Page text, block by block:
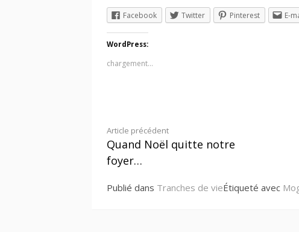
Facebook Twitter Pinterest E-
WordPress:
chargement…
Lire
la
Article précédent
Quand Noël quitte notre
foyer…
Publié dans Tranches de vieÉtiqueté avec